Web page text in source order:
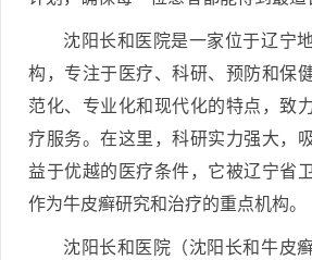
沈阳长和医院是一家位于辽宁
构，专注于医疗、科研、预防和保
范化、专业化和现代化的特点，致
疗服务。在这里，科研实力强大，
益于优越的医疗条件，它被辽宁省
作为牛皮癣研究和治疗的重点机构。
沈阳长和医院（沈阳长和牛皮